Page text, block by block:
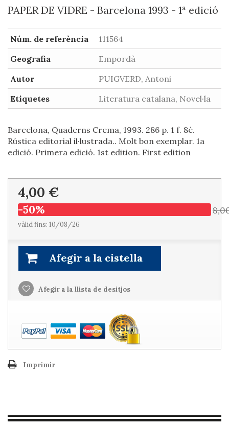
PAPER DE VIDRE - Barcelona 1993 - 1ª edició
Núm. de referència
111564
Geografia
Empordà
Autor
PUIGVERD, Antoni
Etiquetes
Literatura catalana, Novel·la
Barcelona, Quaderns Crema, 1993. 286 p. 1 f. 8è.
Rústica editorial il·lustrada.. Molt bon exemplar. 1a
edició. Primera edició. 1st edition. First edition
4,00 €
-50%
vàlid fins: 10/08/26
Afegir a la cistella
Afegir a la llista de desitjos
Imprimir